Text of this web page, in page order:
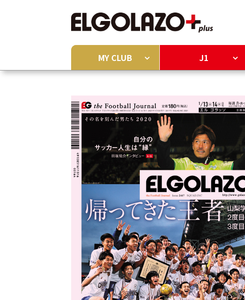
MY CLUB J1